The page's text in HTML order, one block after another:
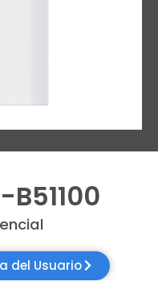
del Usuario